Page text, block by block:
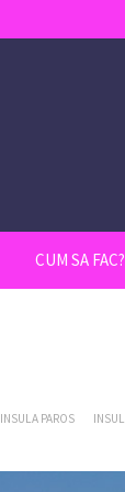
CUM SA FAC?
INSULA PAROS